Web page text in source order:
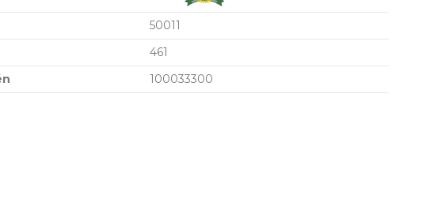
50011
461
100033300